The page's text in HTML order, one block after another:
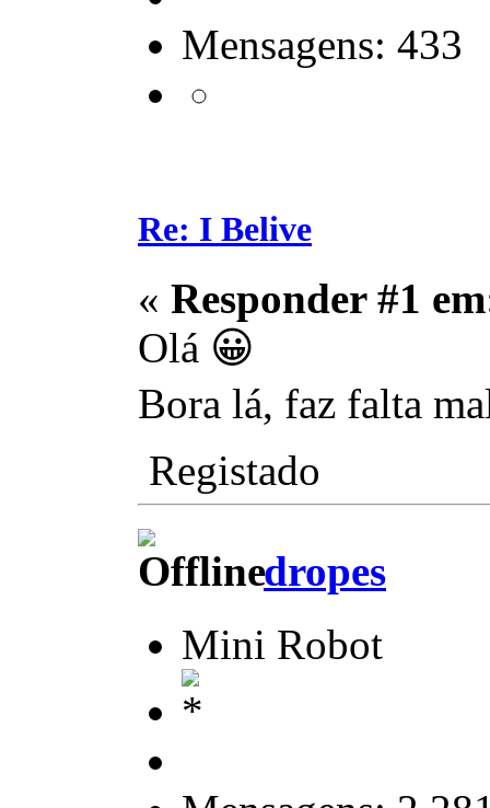
Mensagens: 433
Re: I Belive
« Responder #1
Olá 😀
Bora lá, faz falta
Registado
dropes
Mini Robot